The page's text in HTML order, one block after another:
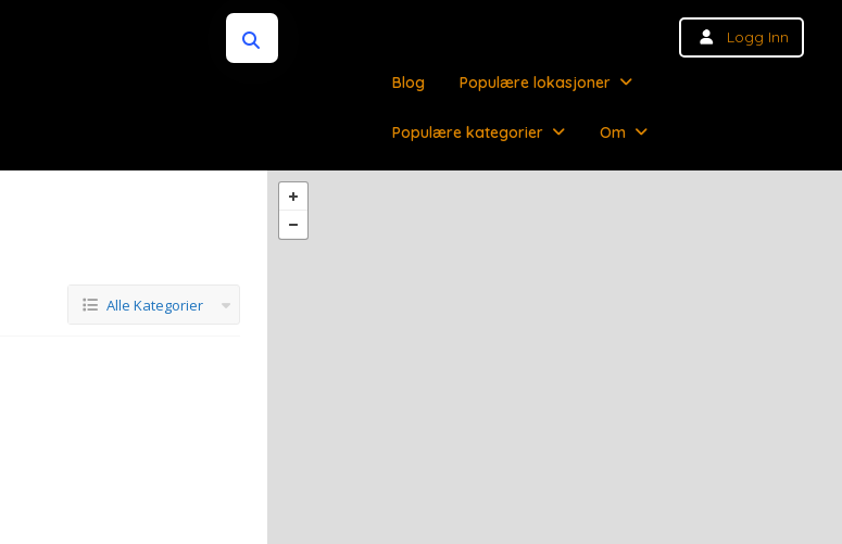
Logg Inn
Blog Populære lokasjoner
Populære kategorier Om
Alle Kategorier